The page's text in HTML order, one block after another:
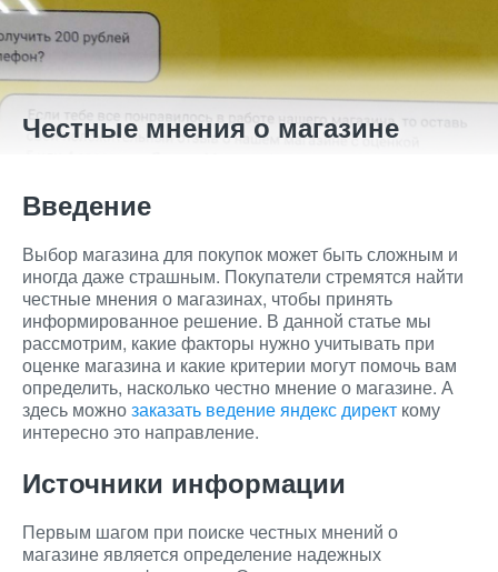
Честные мнения о магазине
Введение
Выбор магазина для покупок может быть сложным и
иногда даже страшным. Покупатели стремятся найти
честные мнения о магазинах, чтобы принять
информированное решение. В данной статье мы
рассмотрим, какие факторы нужно учитывать при
оценке магазина и какие критерии могут помочь вам
определить, насколько честно мнение о магазине. А
здесь можнозаказать ведение яндекс директ кому
интересно это направление.
Источники информации
Первым шагом при поиске честных мнений о
магазине является определение надежных